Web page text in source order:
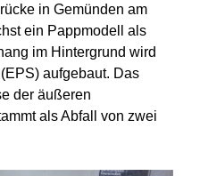
in Gemünden am
ein Pappmodell als
im Hintergrund wird
aufgebaut. Das
der äußeren
als Abfall von zwei